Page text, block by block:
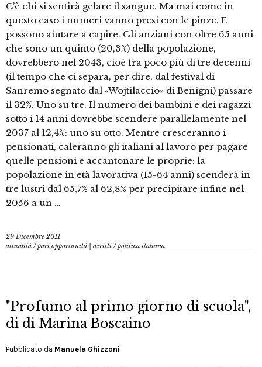
C’è chi si sentirà gelare il sangue. Ma mai come in
questo caso i numeri vanno presi con le pinze. E
possono aiutare a capire. Gli anziani con oltre 65 anni
che sono un quinto (20,3%) della popolazione,
dovrebbero nel 2043, cioè fra poco più di tre decenni
(il tempo che ci separa, per dire, dal festival di
Sanremo segnato dal «Wojtilaccio» di Benigni) passare
il 32%. Uno su tre. Il numero dei bambini e dei ragazzi
sotto i 14 anni dovrebbe scendere parallelamente nel
2037 al 12,4%: uno su otto. Mentre cresceranno i
pensionati, caleranno gli italiani al lavoro per pagare
quelle pensioni e accantonare le proprie: la
popolazione in età lavorativa (15-64 anni) scenderà in
tre lustri dal 65,7% al 62,8% per precipitare infine nel
2056 a un …
29 Dicembre 2011
attualità /pari opportunità | diritti /politica italiana
"Profumo al primo giorno di scuola",
di di Marina Boscaino
Pubblicato da Manuela Ghizzoni